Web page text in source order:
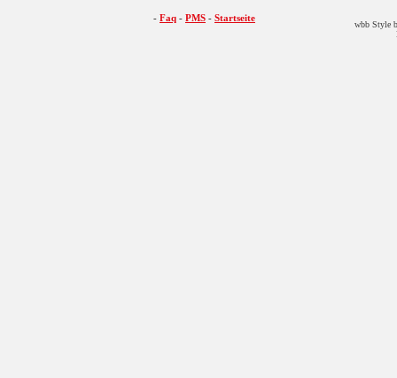
- Faq - PMS - Startseite
wbb Style